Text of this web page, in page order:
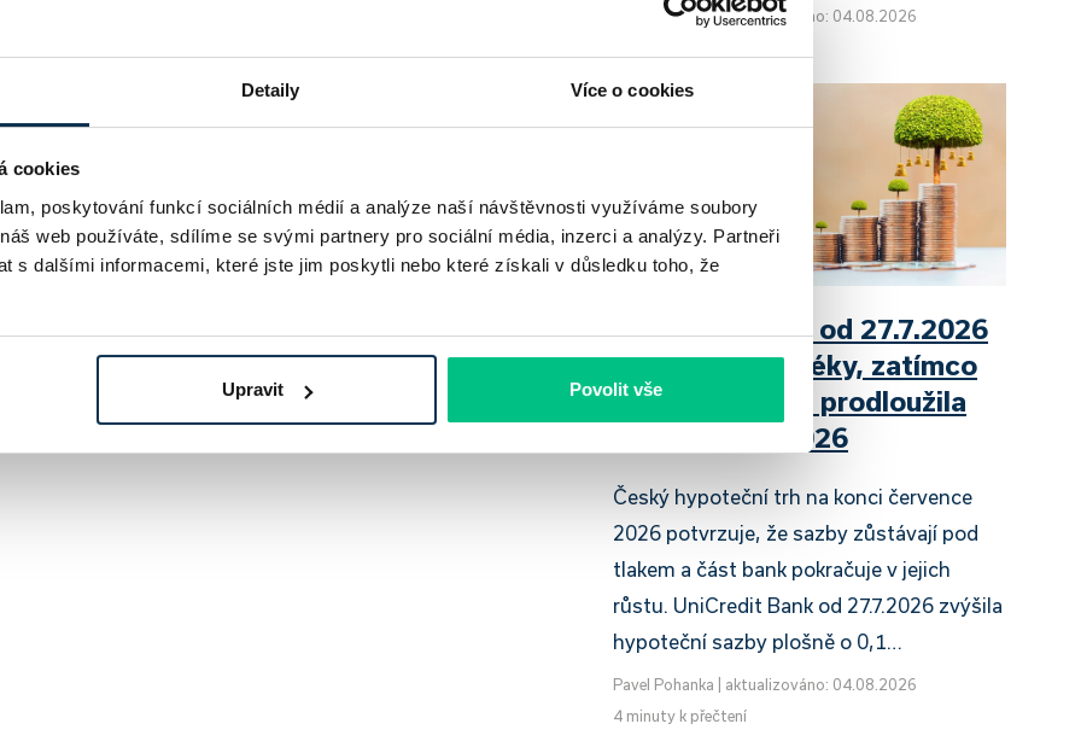
Detaily Více o cookies
cookies
poskytování funkcí sociálních médií a analýze naší návštěvnosti využíváme soubory
web používáte, sdílíme se svými partnery pro sociální média, inzerci a analýzy. Partneři
s dalšími informacemi, které jste jim poskytli nebo které získali v důsledku toho, že
Upravit Povolit vše
Pavel Pohanka|aktualizováno: 04.08.2026
UniCredit Bank od 27.7.2026
zdražuje hypotéky, zatímco
Raiffeisenbank prodloužila
slevu do 6.9.2026
Český hypoteční trh na konci července
2026 potvrzuje, že sazby zůstávají pod
tlakem a část bank pokračuje v jejich
růstu. UniCredit Bank od 27.7.2026 zvýšila
hypoteční sazby plošně o 0,1…
Pavel Pohanka
aktualizováno: 04.08.2026
4 minuty k přečtení